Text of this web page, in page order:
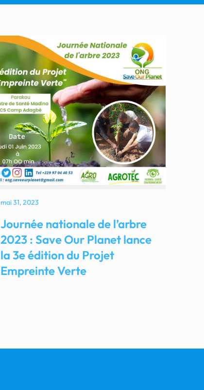
mai 31, 2023
Journée nationale de l’arbre
2023 : Save Our Planet lance
la 3e édition du Projet
Empreinte Verte